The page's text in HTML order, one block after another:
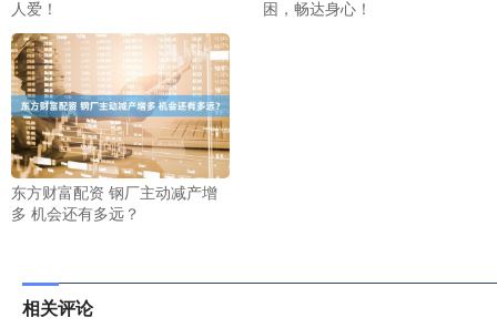
人爱！ 困，畅达身心！
东方财富配资 钢厂主动减产增
多 机会还有多远？
相关评论